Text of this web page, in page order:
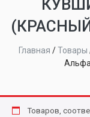
Главная /Товары
Товаров,